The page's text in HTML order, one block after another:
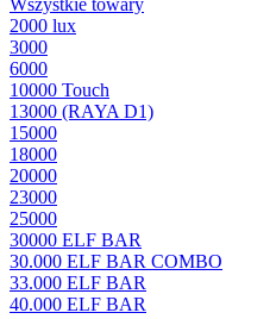
Wszystkie towary
2000 lux
3000
6000
10000 Touch
13000 (RAYA D1)
15000
18000
20000
23000
25000
30000 ELF BAR
30.000 ELF BAR COMBO
33.000 ELF BAR
40.000 ELF BAR